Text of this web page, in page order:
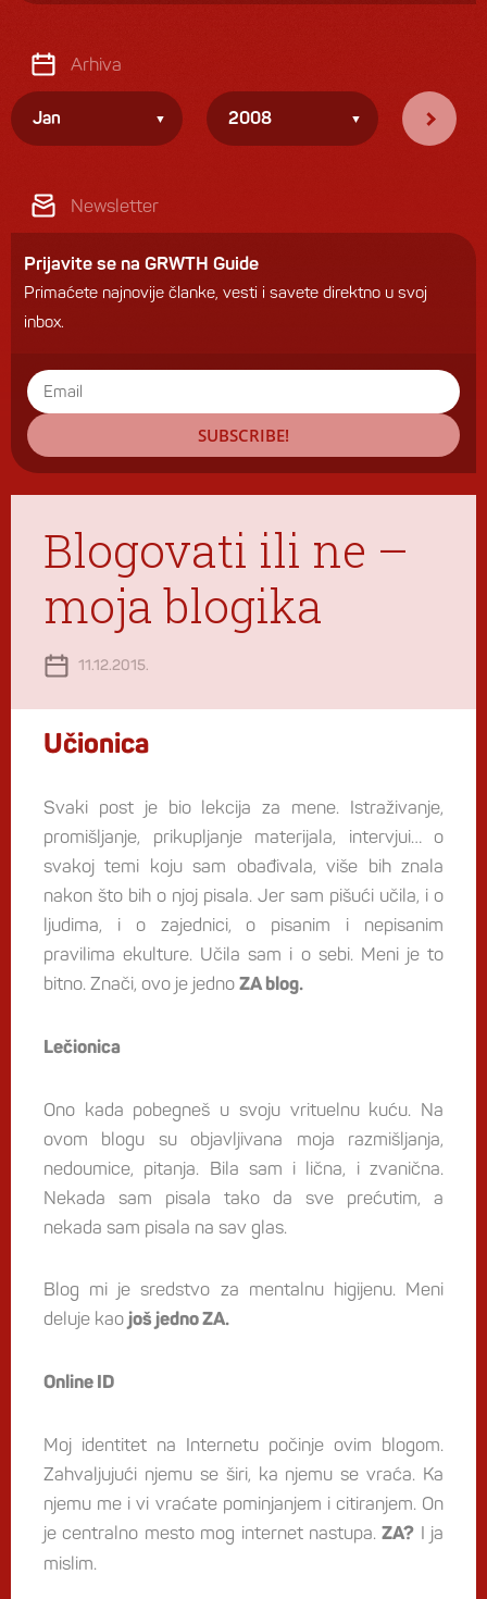
Arhiva
Jan 2008
Newsletter
Prijavite se na GRWTH Guide
Primaćete najnovije članke, vesti i savete direktno u svoj
inbox.
SUBSCRIBE!
Blogovati ili ne –
moja blogika
11.12.2015.
Učionica
Svaki post je bio lekcija za mene. Istraživanje,
promišljanje, prikupljanje materijala, intervjui… o
svakoj temi koju sam obađivala, više bih znala
nakon što bih o njoj pisala. Jer sam pišući učila, i o
ljudima, i o zajednici, o pisanim i nepisanim
pravilima ekulture. Učila sam i o sebi. Meni je to
bitno. Znači, ovo je jedno ZA blog.
Lečionica
Ono kada pobegneš u svoju vrituelnu kuću. Na
ovom blogu su objavljivana moja razmišljanja,
nedoumice, pitanja. Bila sam i lična, i zvanična.
Nekada sam pisala tako da sve prećutim, a
nekada sam pisala na sav glas.
Blog mi je sredstvo za mentalnu higijenu. Meni
deluje kao još jedno ZA.
Online ID
Moj identitet na Internetu počinje ovim blogom.
Zahvaljujući njemu se širi, ka njemu se vraća. Ka
njemu me i vi vraćate pominjanjem i citiranjem. On
je centralno mesto mog internet nastupa.ZA? I ja
mislim.